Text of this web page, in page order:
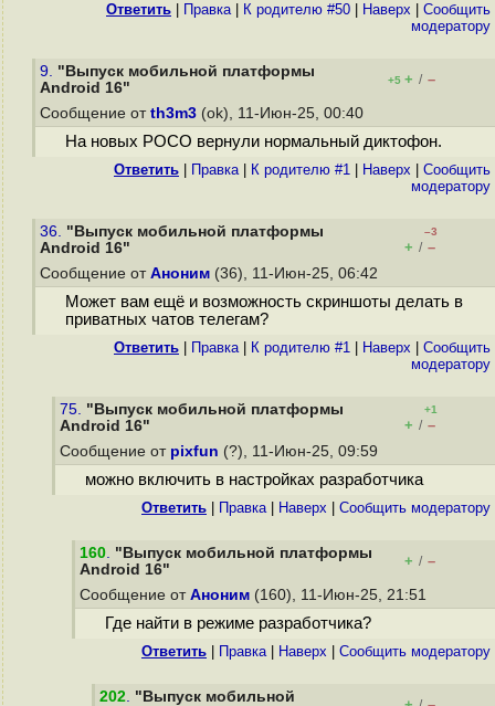
Ответить Правка| К родителю #50 Наверх
Cообщить
модератору
9. "Выпуск мобильной платформы
Android 16"
+5 + / –
Сообщение от th3m3 (ok), 11-Июн-25, 00:40
На новых POCO вернули нормальный диктофон.
Ответить Правка| К родителю #1 Наверх
Cообщить
модератору
36. "Выпуск мобильной платформы
Android 16"
–3
+ / –
Сообщение от Аноним (36), 11-Июн-25, 06:42
Может вам ещё и возможность скриншоты делать в
приватных чатов телегам?
Ответить Правка| К родителю #1 Наверх
Cообщить
модератору
75. "Выпуск мобильной платформы
Android 16"
+1
+ / –
Сообщение от pixfun (?), 11-Июн-25, 09:59
можно включить в настройках разработчика
Ответить Правка| Наверх Cообщить модератору
160. "Выпуск мобильной платформы
Android 16"
+ / –
Сообщение от Аноним (160), 11-Июн-25, 21:51
Где найти в режиме разработчика?
Ответить Правка| Наверх Cообщить модератору
202. "Выпуск мобильной